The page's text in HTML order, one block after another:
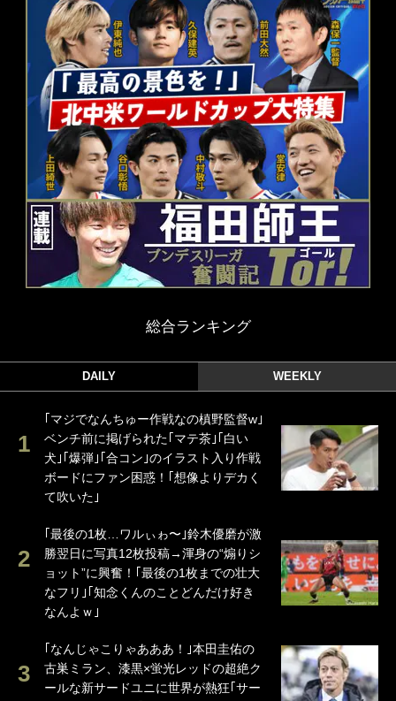
総合ランキング
DAILY WEEKLY
｢マジでなんちゅー作戦なの槙野監督w｣
ベンチ前に掲げられた｢マテ茶｣｢白い
犬｣｢爆弾｣｢合コン｣のイラスト入り作戦
ボードにファン困惑！｢想像よりデカく
て吹いた｣
｢最後の1枚…ワルぃゎ〜｣鈴木優磨が激
勝翌日に写真12枚投稿→渾身の“煽りシ
ョット”に興奮！｢最後の1枚までの壮大
なフリ｣｢知念くんのことどんだけ好き
なんよｗ｣
｢なんじゃこりゃあああ！｣本田圭佑の
古巣ミラン、漆黒×蛍光レッドの超絶ク
ールな新サードユニに世界が熱狂｢サー